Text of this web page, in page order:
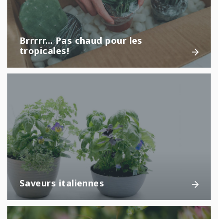
Brrrrr… Pas chaud pour les
tropicales!
Saveurs italiennes